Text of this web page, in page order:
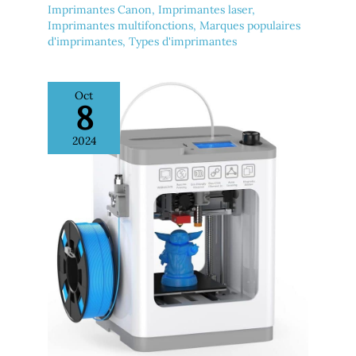
Imprimantes Canon, Imprimantes laser,
Imprimantes multifonctions, Marques populaires
d'imprimantes, Types d'imprimantes
Oct
8
2024